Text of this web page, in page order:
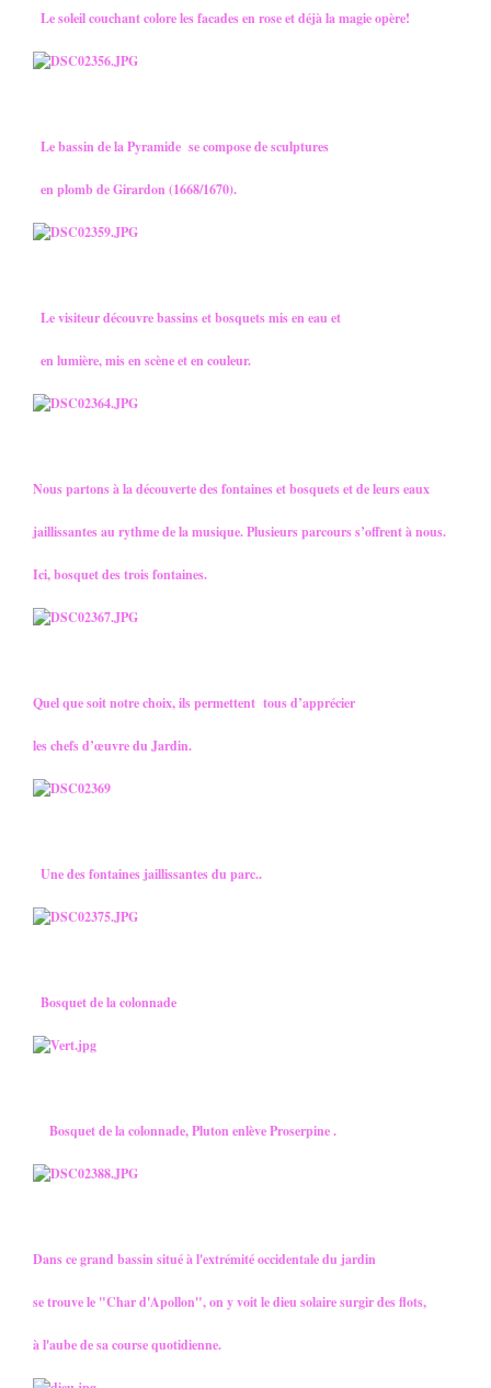
Le soleil couchant colore les facades en rose et déjà la magie opère!
Le bassin de la Pyramide se compose de sculptures
en plomb de Girardon (1668/1670).
Le visiteur découvre bassins et bosquets mis en eau et
en lumière, mis en scène et en couleur.
Nous partons à la découverte des fontaines et bosquets et de leurs eaux
jaillissantes au rythme de la musique. Plusieurs parcours s’offrent à nous.
Ici, bosquet des trois fontaines.
Quel que soit notre choix, ils permettent tous d’apprécier
les chefs d’œuvre du Jardin.
Une des fontaines jaillissantes du parc..
Bosquet de la colonnade
Bosquet de la colonnade, Pluton enlève Proserpine .
Dans ce grand bassin situé à l'extrémité occidentale du jardin
se trouve le "Char d'Apollon", on y voit le dieu solaire surgir des flots,
à l'aube de sa course quotidienne.